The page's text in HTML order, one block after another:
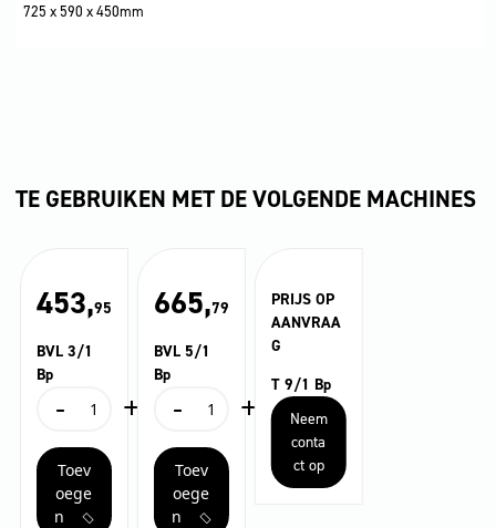
725 x 590 x 450mm
TE GEBRUIKEN MET DE VOLGENDE MACHINES
453,95
BVL 3/1
Bp
-
BVL
Bp
aantal
+
Toev
oege
n
665,79
BVL 5/1
Bp
-
BVL
Bp
aantal
+
Toev
oege
n
PRIJS OP
AANVRAA
G
T 9/1 Bp
Neem
conta
ct op